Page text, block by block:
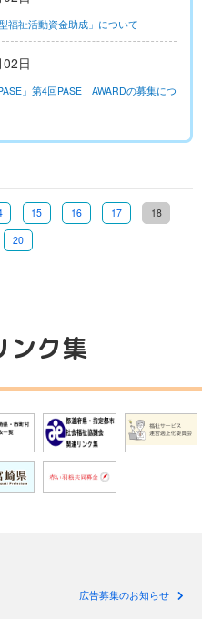
福祉活動資金助成」について
日
」第4回PASE AWARDの募集につ
15 16 17 18
20
ンク集
広告募集のお知らせ